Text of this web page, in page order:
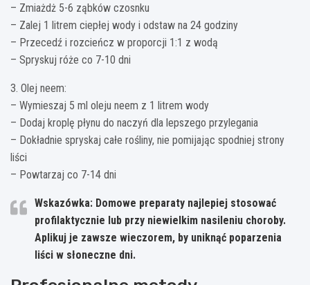
– Zmiażdż 5-6 ząbków czosnku
– Zalej 1 litrem ciepłej wody i odstaw na 24 godziny
– Przecedź i rozcieńcz w proporcji 1:1 z wodą
– Spryskuj róże co 7-10 dni
3. Olej neem:
– Wymieszaj 5 ml oleju neem z 1 litrem wody
– Dodaj kroplę płynu do naczyń dla lepszego przylegania
– Dokładnie spryskaj całe rośliny, nie pomijając spodniej strony
liści
– Powtarzaj co 7-14 dni
Wskazówka: Domowe preparaty najlepiej stosować
profilaktycznie lub przy niewielkim nasileniu choroby.
Aplikuj je zawsze wieczorem, by uniknąć poparzenia
liści w słoneczne dni.